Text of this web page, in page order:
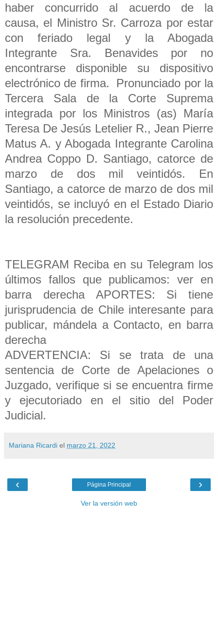
haber concurrido al acuerdo de la
causa, el Ministro Sr. Carroza por estar
con feriado legal y la Abogada
Integrante Sra. Benavides por no
encontrarse disponible su dispositivo
electrónico de firma. Pronunciado por la
Tercera Sala de la Corte Suprema
integrada por los Ministros (as) María
Teresa De Jesús Letelier R., Jean Pierre
Matus A. y Abogada Integrante Carolina
Andrea Coppo D. Santiago, catorce de
marzo de dos mil veintidós. En
Santiago, a catorce de marzo de dos mil
veintidós, se incluyó en el Estado Diario
la resolución precedente.
TELEGRAM Reciba en su Telegram los
últimos fallos que publicamos: ver en
barra derecha APORTES: Si tiene
jurisprudencia de Chile interesante para
publicar, mándela a Contacto, en barra
derecha
ADVERTENCIA: Si se trata de una
sentencia de Corte de Apelaciones o
Juzgado, verifique si se encuentra firme
y ejecutoriado en el sitio del Poder
Judicial.
Mariana Ricardi el marzo 21, 2022
‹ ›
Página Principal
Ver la versión web